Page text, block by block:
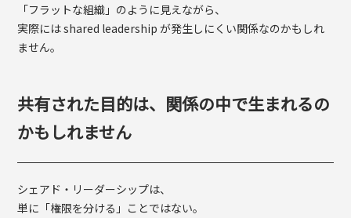
「フラットな組織」のように見えながら、
実際には shared leadership が発生しにくい関係なのかもしれ
ません。
共有された目的は、関係の中で生まれるの
かもしれません
シェアド・リーダーシップは、
単に「権限を分ける」ことではない。